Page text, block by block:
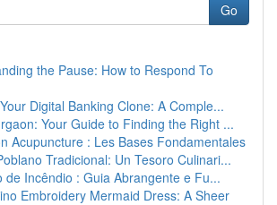
Go
the Pause: How to Respond To
Digital Banking Clone: A Comple...
Your Guide to Finding the Right ...
Acupuncture : Les Bases Fondamentales
Tradicional: Un Tesoro Culinari...
de Incêndio : Guia Abrangente e Fu...
Embroidery Mermaid Dress: A Sheer